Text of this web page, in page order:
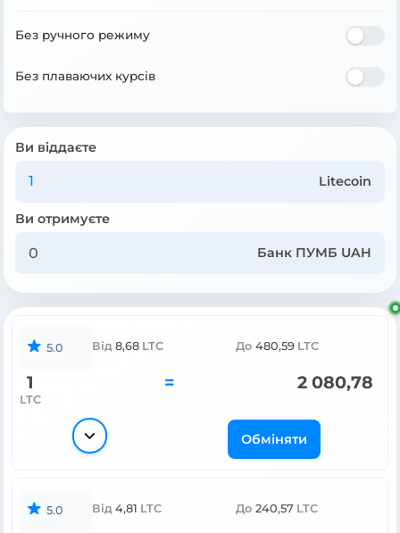
Без ручного режиму
Без плаваючих курсів
Ви віддаєте
Litecoin
Ви отримуєте
Банк ПУМБ UAH
5.0 Від 8,68 LTC До 480,59 LTC
1
LTC
= 2 080,78
Обміняти
5.0 Від 4,81 LTC До 240,57 LTC